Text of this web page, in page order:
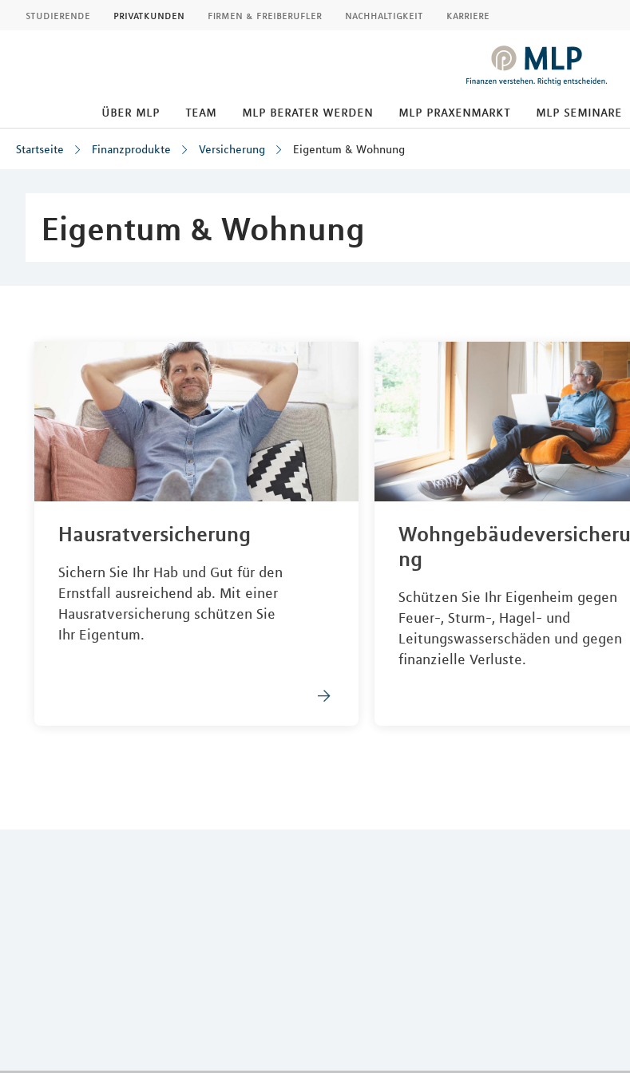
studierende privatkunden firmen & freiberufler nachhaltigkeit karriere
über mlp team mlp berater werden mlp praxenmarkt mlp seminare
Startseite Finanzprodukte Versicherung Eigentum & Wohnung
Eigentum & Wohnung
Hausratversicherung
Sichern Sie Ihr Hab und Gut für den
Ernstfall ausreichend ab. Mit einer
Hausratversicherung schützen Sie
Ihr Eigentum.
Wohngebäudeversicheru
ng
Schützen Sie Ihr Eigenheim gegen
Feuer-, Sturm-, Hagel- und
Leitungswasserschäden und gegen
finanzielle Verluste.